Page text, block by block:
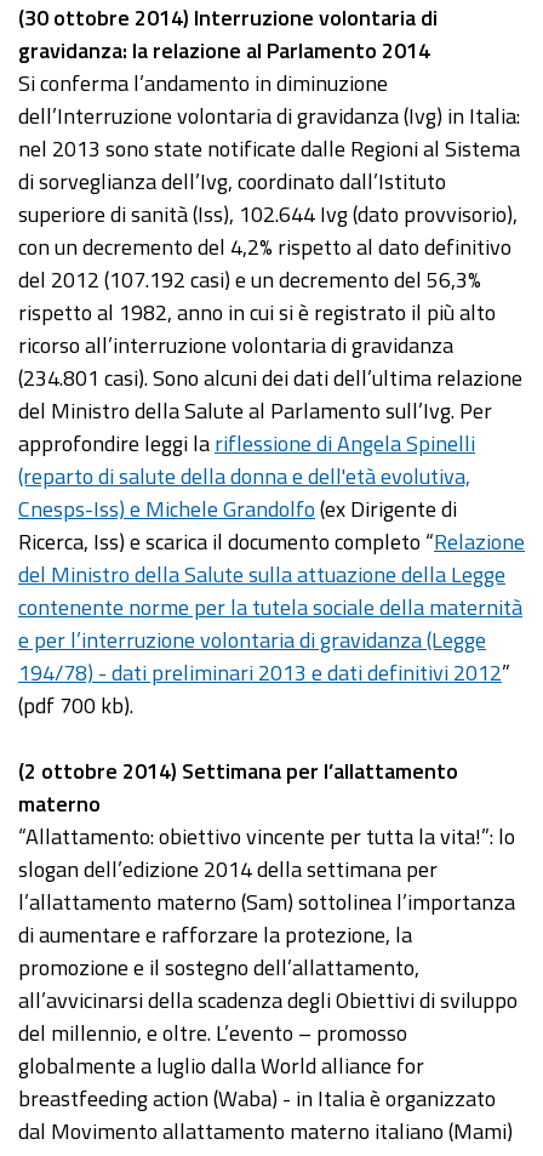
(30 ottobre 2014) Interruzione volontaria di
gravidanza: la relazione al Parlamento 2014
Si conferma l’andamento in diminuzione
dell’Interruzione volontaria di gravidanza (Ivg) in Italia:
nel 2013 sono state notificate dalle Regioni al Sistema
di sorveglianza dell’Ivg, coordinato dall’Istituto
superiore di sanità (Iss), 102.644 Ivg (dato provvisorio),
con un decremento del 4,2% rispetto al dato definitivo
del 2012 (107.192 casi) e un decremento del 56,3%
rispetto al 1982, anno in cui si è registrato il più alto
ricorso all’interruzione volontaria di gravidanza
(234.801 casi). Sono alcuni dei dati dell’ultima relazione
del Ministro della Salute al Parlamento sull’Ivg. Per
approfondire leggi lariflessione di Angela Spinelli
(reparto di salute della donna e dell'età evolutiva,
Cnesps-Iss) e Michele Grandolfo(ex Dirigente di
Ricerca, Iss) e scarica il documento completo “Relazione
del Ministro della Salute sulla attuazione della Legge
contenente norme per la tutela sociale della maternità
e per l’interruzione volontaria di gravidanza (Legge
194/78) - dati preliminari 2013 e dati definitivi 2012”
(pdf 700 kb).
(2 ottobre 2014) Settimana per l’allattamento
materno
“Allattamento: obiettivo vincente per tutta la vita!”: lo
slogan dell’edizione 2014 della settimana per
l’allattamento materno (Sam) sottolinea l’importanza
di aumentare e rafforzare la protezione, la
promozione e il sostegno dell’allattamento,
all’avvicinarsi della scadenza degli Obiettivi di sviluppo
del millennio, e oltre. L’evento – promosso
globalmente a luglio dalla World alliance for
breastfeeding action (Waba) - in Italia è organizzato
dal Movimento allattamento materno italiano (Mami)